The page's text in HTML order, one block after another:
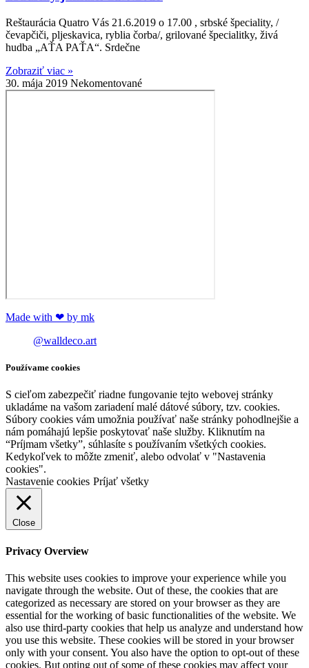
Reštaurácia Quatro Vás 21.6.2019 o 17.00 , srbské špeciality, /
čevapčiči, pljeskavica, ryblia čorba/, grilované špecialitky, živá
hudba „AŤA PAŤA“. Srdečne
Zobraziť viac »
30. mája 2019 Nekomentované
Made with ❤ by mk
@walldeco.art
Používame cookies
S cieľom zabezpečiť riadne fungovanie tejto webovej stránky
ukladáme na vašom zariadení malé dátové súbory, tzv. cookies.
Súbory cookies vám umožnia používať naše stránky pohodlnejšie a
nám pomáhajú lepšie poskytovať naše služby. Kliknutím na
“Príjmam všetky”, súhlasíte s používaním všetkých cookies.
Kedykoľvek to môžte zmeniť, alebo odvolať v "Nastavenia
cookies".
Nastavenie cookies Príjať všetky
Close
Privacy Overview
This website uses cookies to improve your experience while you
navigate through the website. Out of these, the cookies that are
categorized as necessary are stored on your browser as they are
essential for the working of basic functionalities of the website. We
also use third-party cookies that help us analyze and understand how
you use this website. These cookies will be stored in your browser
only with your consent. You also have the option to opt-out of these
cookies. But opting out of some of these cookies may affect your